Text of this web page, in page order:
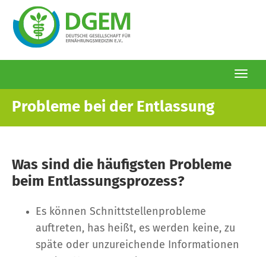
zumProbleme bei der Entlassung
Was sind die häufigsten Probleme
beim Entlassungsprozess?
Es können Schnittstellenprobleme
auftreten, has heißt, es werden keine, zu
späte oder unzureichende Informationen